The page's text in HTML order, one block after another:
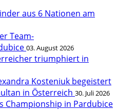
aus 6 Nationen am
Team-
03. August 2026
triumphiert in
Kosteniuk begeistert
in Österreich 30. Juli 2026
Championship in Pardubice